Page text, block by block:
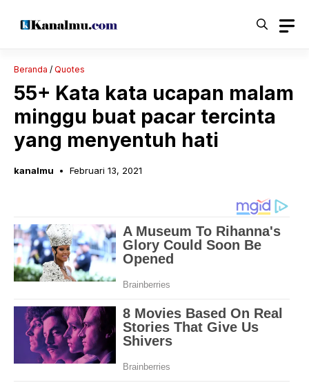
Beranda / Quotes
55+ Kata kata ucapan malam
minggu buat pacar tercinta
yang menyentuh hati
kanalmu Februari 13, 2021